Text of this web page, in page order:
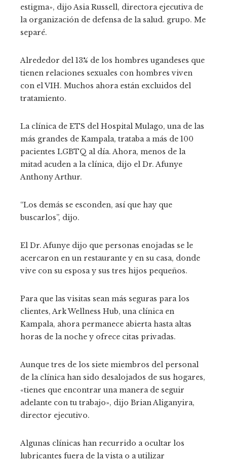
estigma», dijo Asia Russell, directora ejecutiva de
la organización de defensa de la salud. grupo. Me
separé.
Alrededor del 13% de los hombres ugandeses que
tienen relaciones sexuales con hombres viven
con el VIH. Muchos ahora están excluidos del
tratamiento.
La clínica de ETS del Hospital Mulago, una de las
más grandes de Kampala, trataba a más de 100
pacientes LGBTQ al día. Ahora, menos de la
mitad acuden a la clínica, dijo el Dr. Afunye
Anthony Arthur.
“Los demás se esconden, así que hay que
buscarlos”, dijo.
El Dr. Afunye dijo que personas enojadas se le
acercaron en un restaurante y en su casa, donde
vive con su esposa y sus tres hijos pequeños.
Para que las visitas sean más seguras para los
clientes, Ark Wellness Hub, una clínica en
Kampala, ahora permanece abierta hasta altas
horas de la noche y ofrece citas privadas.
Aunque tres de los siete miembros del personal
de la clínica han sido desalojados de sus hogares,
«tienes que encontrar una manera de seguir
adelante con tu trabajo», dijo Brian Aliganyira,
director ejecutivo.
Algunas clínicas han recurrido a ocultar los
lubricantes fuera de la vista o a utilizar